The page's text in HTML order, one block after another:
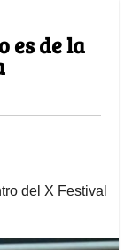
es de la
del X Festival